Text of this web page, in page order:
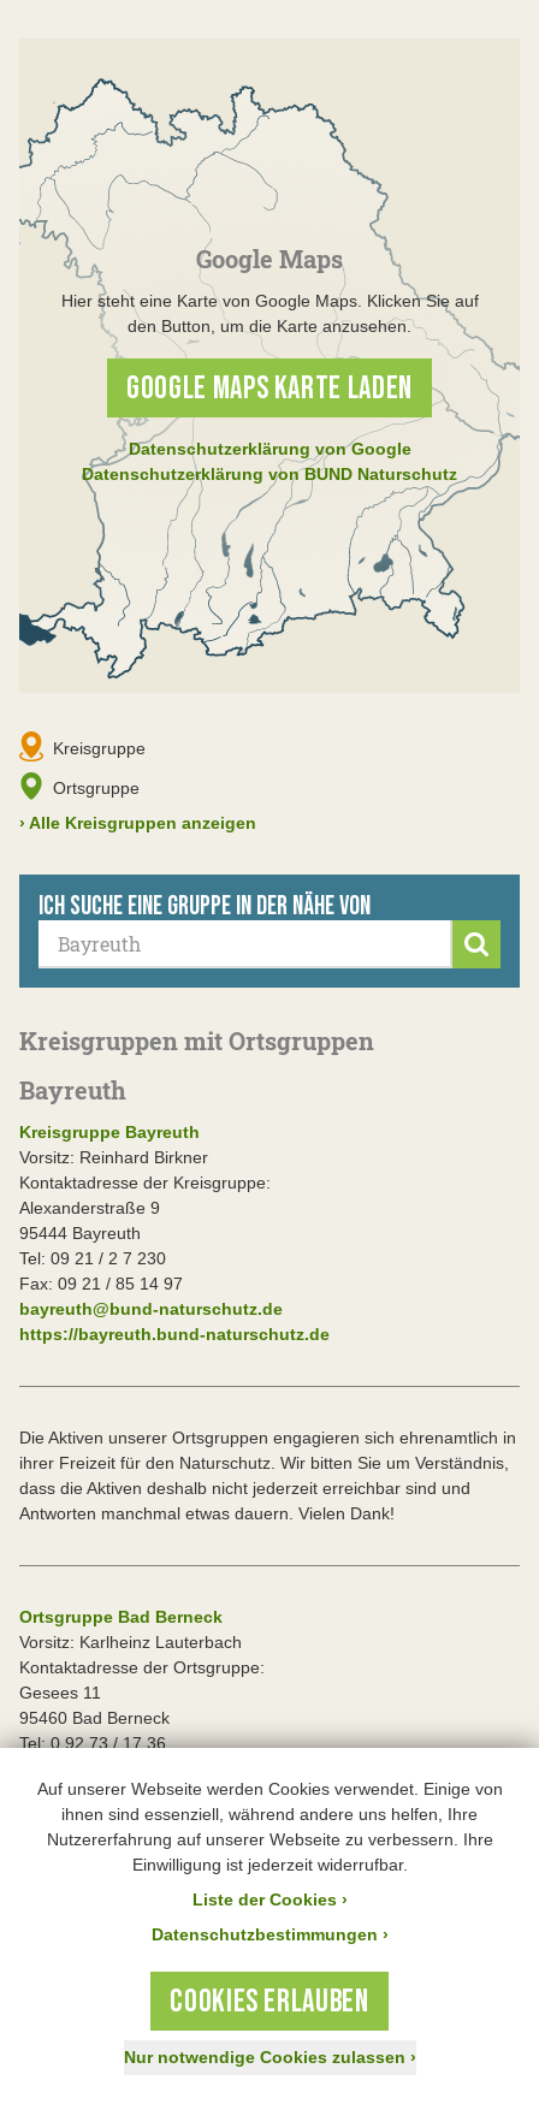
Auf unserer Webseite werden Cookies verwendet. Einige von
ihnen sind essenziell, während andere uns helfen, Ihre
Nutzererfahrung auf unserer Webseite zu verbessern. Ihre
Einwilligung ist jederzeit widerrufbar.
Liste der Cookies ›
Datenschutzbestimmungen ›
COOKIES ERLAUBEN
Nur notwendige Cookies zulassen ›
Google Maps
Hier steht eine Karte von Google Maps. Klicken Sie auf
den Button, um die Karte anzusehen.
GOOGLE MAPS KARTE LADEN
Datenschutzerklärung von Google
Datenschutzerklärung von BUND Naturschutz
Kreisgruppe
Ortsgruppe
› Alle Kreisgruppen anzeigen
Ich suche eine Gruppe in der Nähe von
Kreisgruppen mit Ortsgruppen
Bayreuth
Kreisgruppe Bayreuth
Vorsitz: Reinhard Birkner
Kontaktadresse der Kreisgruppe:
Alexanderstraße 9
95444 Bayreuth
Tel: 09 21 / 2 7 230
Fax: 09 21 / 85 14 97
bayreuth@bund-naturschutz.de
https://bayreuth.bund-naturschutz.de
Die Aktiven unserer Ortsgruppen engagieren sich ehrenamtlich in
ihrer Freizeit für den Naturschutz. Wir bitten Sie um Verständnis,
dass die Aktiven deshalb nicht jederzeit erreichbar sind und
Antworten manchmal etwas dauern. Vielen Dank!
Ortsgruppe Bad Berneck
Vorsitz: Karlheinz Lauterbach
Kontaktadresse der Ortsgruppe:
Gesees 11
95460 Bad Berneck
Tel: 0 92 73 / 17 36
khlauterbach@gmx.de
Ortsgruppe Betzenstein-Plech
Kontaktadresse der Ortsgruppe:
Eckenreuther Straße 11
betzenstein-plech@bund-naturschutz.de